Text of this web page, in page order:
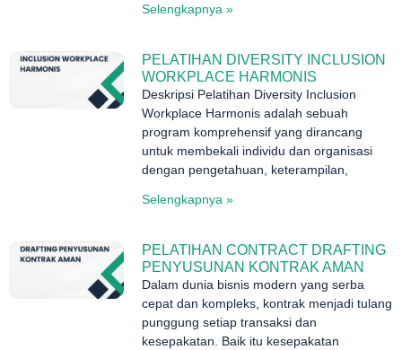
Selengkapnya »
PELATIHAN DIVERSITY INCLUSION
WORKPLACE HARMONIS
Deskripsi Pelatihan Diversity Inclusion
Workplace Harmonis adalah sebuah
program komprehensif yang dirancang
untuk membekali individu dan organisasi
dengan pengetahuan, keterampilan,
Selengkapnya »
PELATIHAN CONTRACT DRAFTING
PENYUSUNAN KONTRAK AMAN
Dalam dunia bisnis modern yang serba
cepat dan kompleks, kontrak menjadi tulang
punggung setiap transaksi dan
kesepakatan. Baik itu kesepakatan